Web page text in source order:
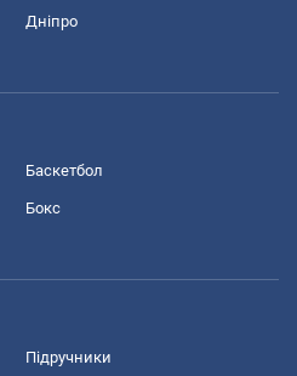
Дніпро
Баскетбол
Бокс
Підручники